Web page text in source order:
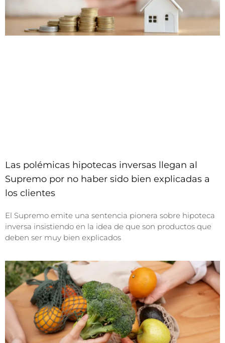
Las polémicas hipotecas inversas llegan al
Supremo por no haber sido bien explicadas a
los clientes
El Supremo emite una sentencia pionera sobre hipoteca
inversa insistiendo en la idea de que son productos que
deben ser muy bien explicados